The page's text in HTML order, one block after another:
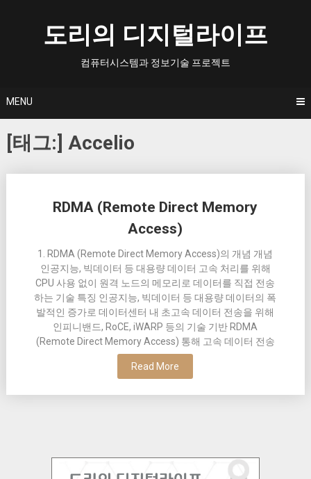
도리의 디지털라이프
컴퓨터시스템과 정보기술 프로젝트
MENU
[태그:] Accelio
RDMA (Remote Direct Memory
Access)
1. RDMA (Remote Direct Memory Access)의 개념 개념
인공지능, 빅데이터 등 대용량 데이터 고속 처리를 위해
CPU 사용 없이 원격 노드의 메모리로 데이터를 직접 전송
하는 기술 특징 인공지능, 빅데이터 등 대용량 데이터의 폭
발적인 증가로 데이터센터 내 초고속 데이터 전송을 위해
인피니밴드, RoCE, iWARP 등의 기술 기반 RDMA
(Remote Direct Memory Access) 통해 고속 데이터 전송
Read More
navigation